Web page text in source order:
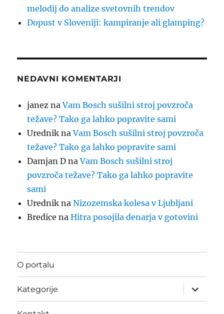
melodij do analize svetovnih trendov
Dopust v Sloveniji: kampiranje ali glamping?
NEDAVNI KOMENTARJI
janez naVam Bosch sušilni stroj povzroča
težave? Tako ga lahko popravite sami
Urednik naVam Bosch sušilni stroj povzroča
težave? Tako ga lahko popravite sami
Damjan D naVam Bosch sušilni stroj
povzroča težave? Tako ga lahko popravite
sami
Urednik naNizozemska kolesa v Ljubljani
Bredice naHitra posojila denarja v gotovini
O portalu
Kategorije
Odpri
podmeni